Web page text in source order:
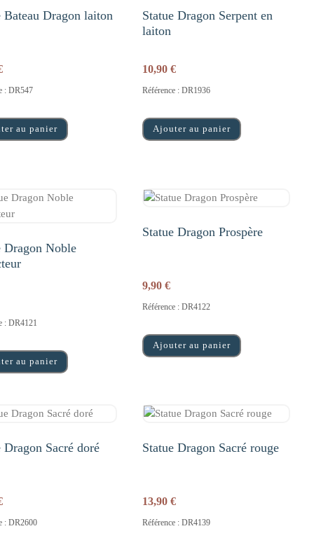
Bateau Dragon laiton
: DR547
au panier
Statue Dragon Serpent en
laiton
10,90€
Référence : DR1936
Ajouter au panier
Dragon Noble
: DR4121
au panier
Statue Dragon Prospère
9,90€
Référence : DR4122
Ajouter au panier
Dragon Sacré doré
: DR2600
Statue Dragon Sacré rouge
13,90€
Référence : DR4139